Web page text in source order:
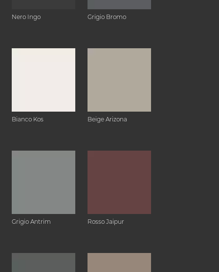
Nero Ingo Grigio Bromo
Bianco Kos Beige Arizona
Grigio Antrim Rosso Jaipur